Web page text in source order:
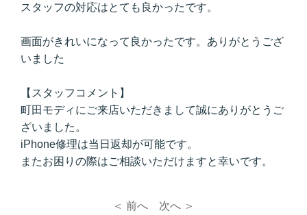
スタッフの対応はとても良かったです。
画面がきれいになって良かったです。ありがとうござ
いました
【スタッフコメント】
町田モディにご来店いただきまして誠にありがとうご
ざいました。
iPhone修理は当日返却が可能です。
またお困りの際はご相談いただけますと幸いです。
＜ 前へ 次へ ＞